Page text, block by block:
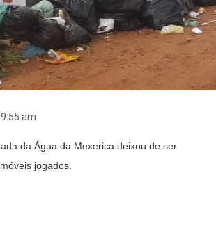
9:55 am
da Água da Mexerica deixou de ser
jogados.